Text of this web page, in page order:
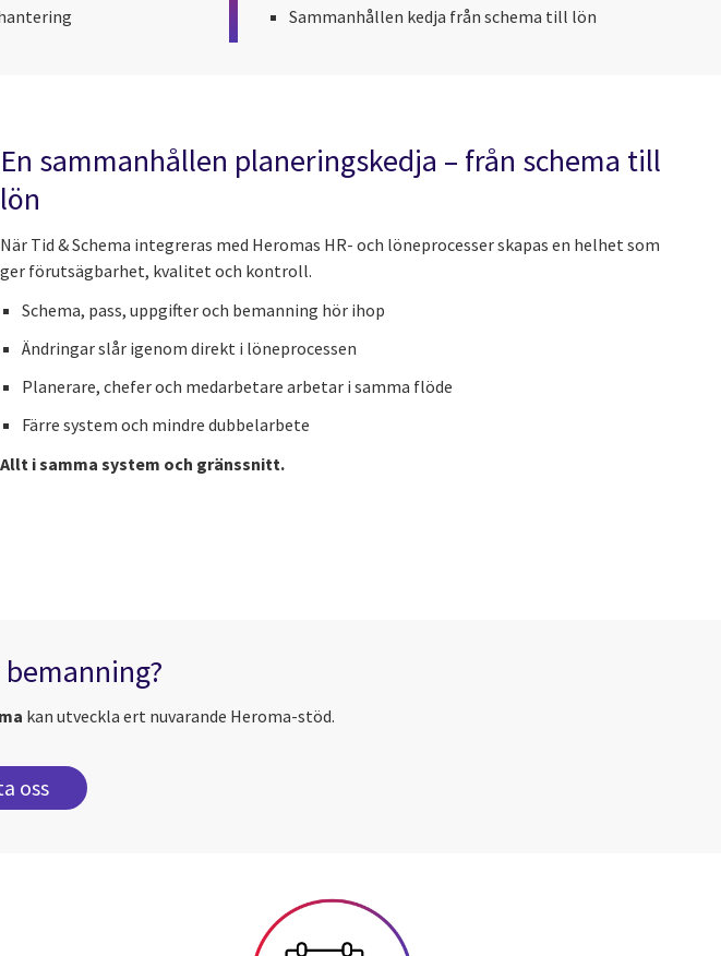
Sammanhållen kedja från schema till lön
En sammanhållen planeringskedja – från schema till
lön
När Tid & Schema integreras med Heromas HR- och löneprocesser skapas en helhet som
ger förutsägbarhet, kvalitet och kontroll.
Schema, pass, uppgifter och bemanning hör ihop
Ändringar slår igenom direkt i löneprocessen
Planerare, chefer och medarbetare arbetar i samma flöde
Färre system och mindre dubbelarbete
Allt i samma system och gränssnitt.
kan utveckla ert nuvarande Heroma-stöd.
oss